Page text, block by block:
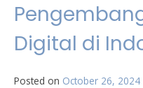
Digital di
Posted on October 26, 2024